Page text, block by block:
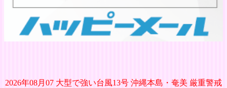
2026年08月07 大型で強い台風13号 沖縄本島・奄美 厳重警戒